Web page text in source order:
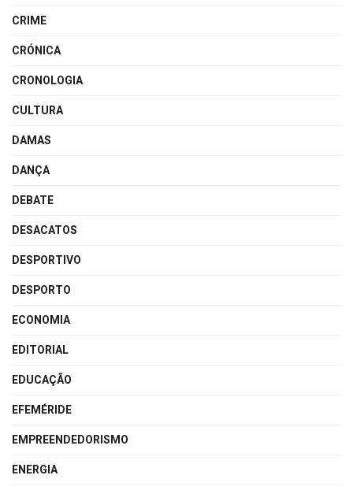
CRIME
CRÓNICA
CRONOLOGIA
CULTURA
DAMAS
DANÇA
DEBATE
DESACATOS
DESPORTIVO
DESPORTO
ECONOMIA
EDITORIAL
EDUCAÇÃO
EFEMÉRIDE
EMPREENDEDORISMO
ENERGIA